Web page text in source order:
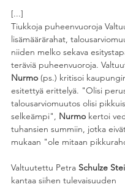
[...]
Tiukkoja puheenvuoroja
lisämäärärahat,
niiden melko sekava
teräviä puheenvuoroja.
Nurmo (ps.) kritisoi
esitettyä erittelyä. "Olisi
talousarviomuutos olisi
selkeämpi", Nurmo kertoi
tuhansien summiin, jotka
mukaan "ole mitaan
Valtuutettu Petra Schulze
kantaa siihen tulevaisuuden